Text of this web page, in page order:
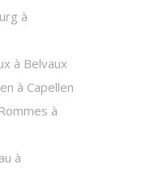
à
à Belvaux
à Capellen
à
à